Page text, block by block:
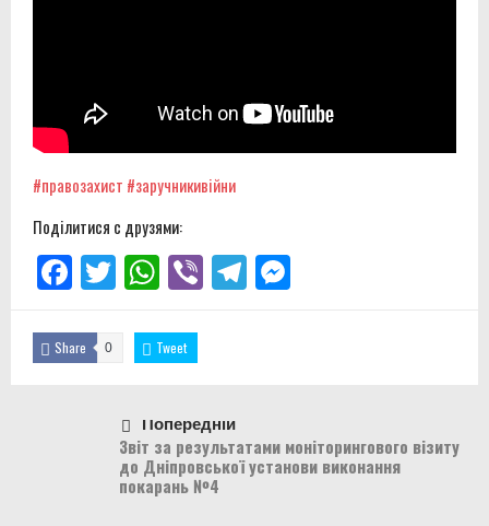
#правозахист #заручникивійни
Поділитися с друзями:
Facebook
TwitterWhatsApp
ViberTelegramMessenger
Share 0 Tweet
Попередній
Звіт за результатами моніторингового візиту
до Дніпровської установи виконання
покарань №4